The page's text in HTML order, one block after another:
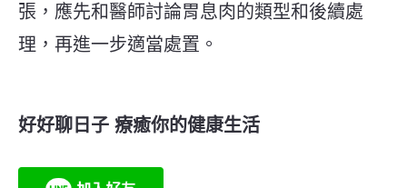
張，應先和醫師討論胃息肉的類型和後續處
理，再進一步適當處置。
好好聊日子 療癒你的健康生活